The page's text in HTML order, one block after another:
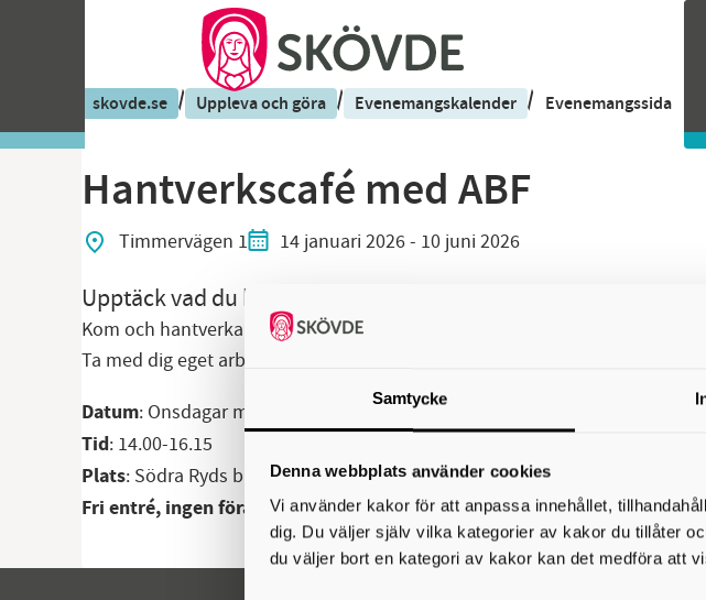
Samtycke
Denna webbplats använder cookies
Vi använder kakor för att anpassa innehållet,
dig. Du väljer själv vilka kategorier av kakor du tillåter
du väljer bort en kategori av kakor kan det medföra att
skovde.se / Uppleva och göra / Evenemangskalender / Evenemangssida
Hantverkscafé med ABF
Timmervägen 1 14 januari 2026- 10 juni 2026
Upptäck vad du kan göra med dina händer!
Kom och hantverka!
Ta med dig eget arbete eller välj bland material och lär dig på plats.
Datum: Onsdagar med start 14 januari till och med 10 juni
Tid: 14.00-16.15
Plats: Södra Ryds bibliotek
Fri entré, ingen föranmälan